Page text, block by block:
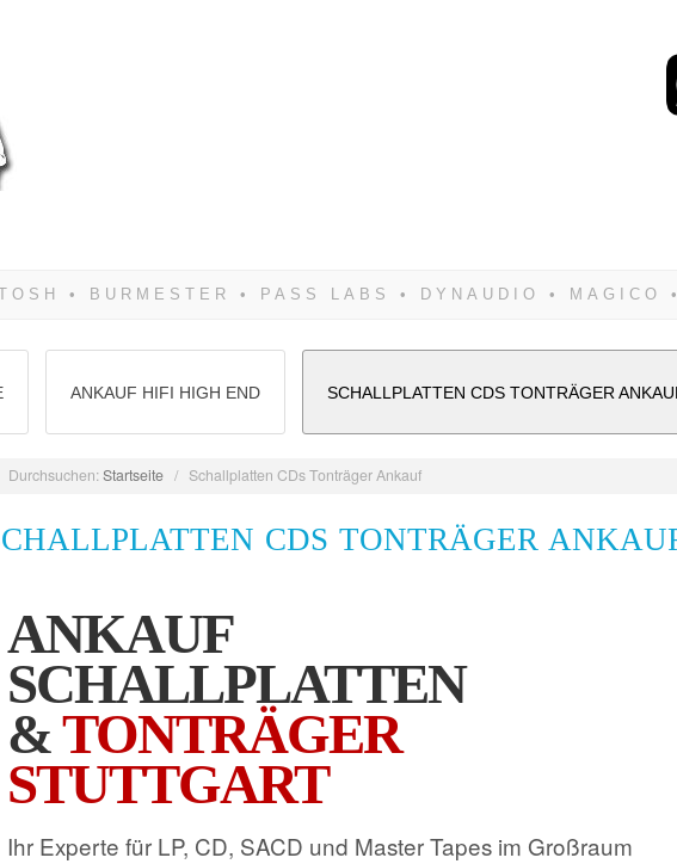
ANKAUF HIFI HIGH END SCHALLPLATTEN CDS TONTRÄGER
Durchsuchen:Startseite / Schallplatten CDs Tonträger Ankauf
CDS TONTRÄGER
ANKAUF
SCHALLPLATTEN
&TONTRÄGER
STUTTGART
Ihr Experte für LP, CD, SACD und Master Tapes im Großraum